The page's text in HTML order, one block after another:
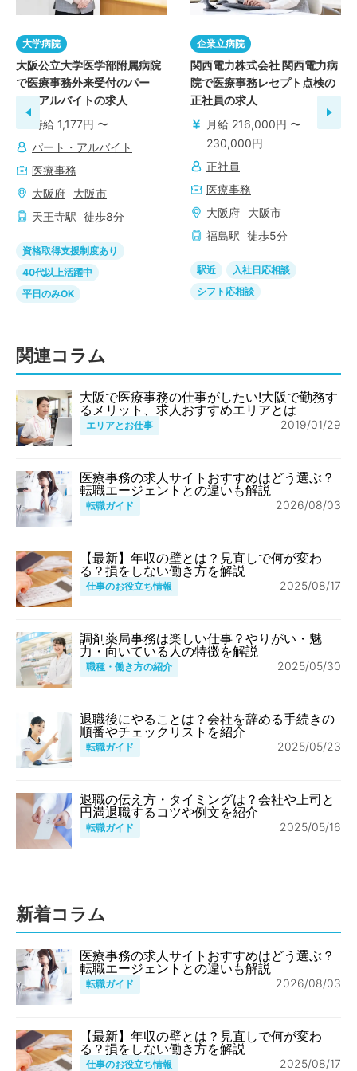
大学病院
大阪公立大学医学部附属病院
で医療事務外来受付のパー
ト・アルバイトの求人
時給 1,177円 〜
パート・アルバイト
医療事務
大阪府
大阪市
天王寺駅 徒歩8分
資格取得支援制度あり
40代以上活躍中
平日のみOK
企業立病院
関西電力株式会社 関西電力病
院で医療事務レセプト点検の
正社員の求人
月給 216,000円 〜
230,000円
正社員
医療事務
大阪府
大阪市
福島駅 徒歩5分
駅近
入社日応相談
シフト応相談
関連コラム
大阪で医療事務の仕事がしたい!大阪で勤務す
るメリット、求人おすすめエリアとは
エリアとお仕事 2019/01/29
医療事務の求人サイトおすすめはどう選ぶ？
転職エージェントとの違いも解説
転職ガイド 2026/08/03
【最新】年収の壁とは？見直しで何が変わ
る？損をしない働き方を解説
仕事のお役立ち情報 2025/08/17
調剤薬局事務は楽しい仕事？やりがい・魅
力・向いている人の特徴を解説
職種・働き方の紹介 2025/05/30
退職後にやることは？会社を辞める手続きの
順番やチェックリストを紹介
転職ガイド 2025/05/23
退職の伝え方・タイミングは？会社や上司と
円満退職するコツや例文を紹介
転職ガイド 2025/05/16
新着コラム
医療事務の求人サイトおすすめはどう選ぶ？
転職エージェントとの違いも解説
転職ガイド 2026/08/03
【最新】年収の壁とは？見直しで何が変わ
る？損をしない働き方を解説
仕事のお役立ち情報 2025/08/17